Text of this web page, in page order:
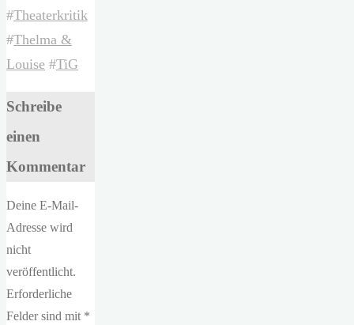
#Theaterkritik
#Thelma &
Louise #TiG
Schreibe
einen
Kommentar
Deine E-Mail-
Adresse wird
nicht
veröffentlicht.
Erforderliche
Felder sind mit *